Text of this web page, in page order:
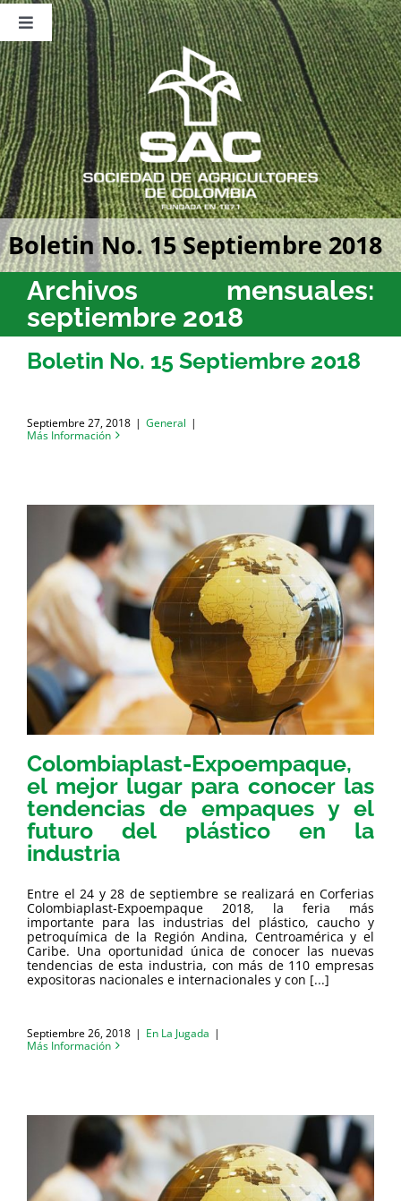
Saltar
contenido
Toggle
Navigation
Nosotros
Publicaciones
Sala de Prensa
Eventos
Boletin No. 15 Septiembre 2018
Archivos mensuales:
septiembre 2018
Boletin No. 15 Septiembre 2018
Septiembre 27, 2018 | General |
Más Información
Colombiaplast-Expoempaque,
el mejor lugar para conocer las
tendencias de empaques y el
futuro del plástico en la
industria
Entre el 24 y 28 de septiembre se realizará en Corferias
Colombiaplast-Expoempaque 2018, la feria más
importante para las industrias del plástico, caucho y
petroquímica de la Región Andina, Centroamérica y el
Caribe. Una oportunidad única de conocer las nuevas
tendencias de esta industria, con más de 110 empresas
expositoras nacionales e internacionales y con [...]
Septiembre 26, 2018 | En La Jugada |
Más Información